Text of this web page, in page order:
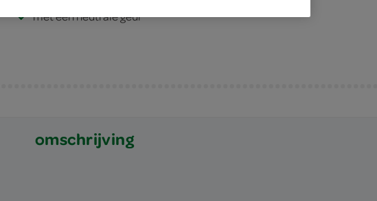
met een neutrale geur
omschrijving